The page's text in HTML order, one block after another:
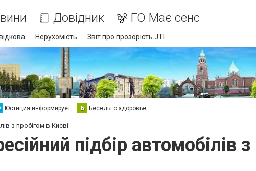
Довідник ГО Має сенс
Нерухомість Звіт про прозорість JTI
Юстиция информирует Б Беседы о здоровье
з пробігом в Києві
підбір автомобілів з